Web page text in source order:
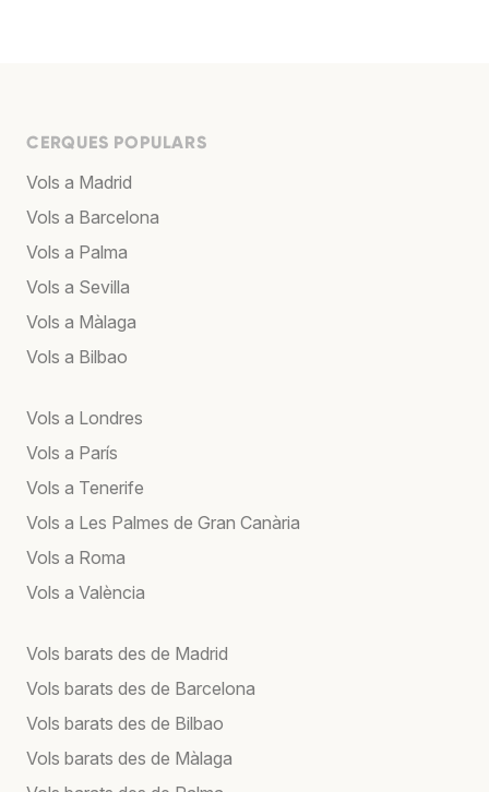
CERQUES POPULARS
Vols a Madrid
Vols a Barcelona
Vols a Palma
Vols a Sevilla
Vols a Màlaga
Vols a Bilbao
Vols a Londres
Vols a París
Vols a Tenerife
Vols a Les Palmes de Gran Canària
Vols a Roma
Vols a València
Vols barats des de Madrid
Vols barats des de Barcelona
Vols barats des de Bilbao
Vols barats des de Màlaga